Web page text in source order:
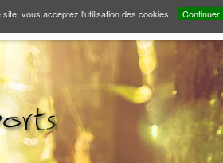
vous acceptez l'utilisation des cookies. Continuer